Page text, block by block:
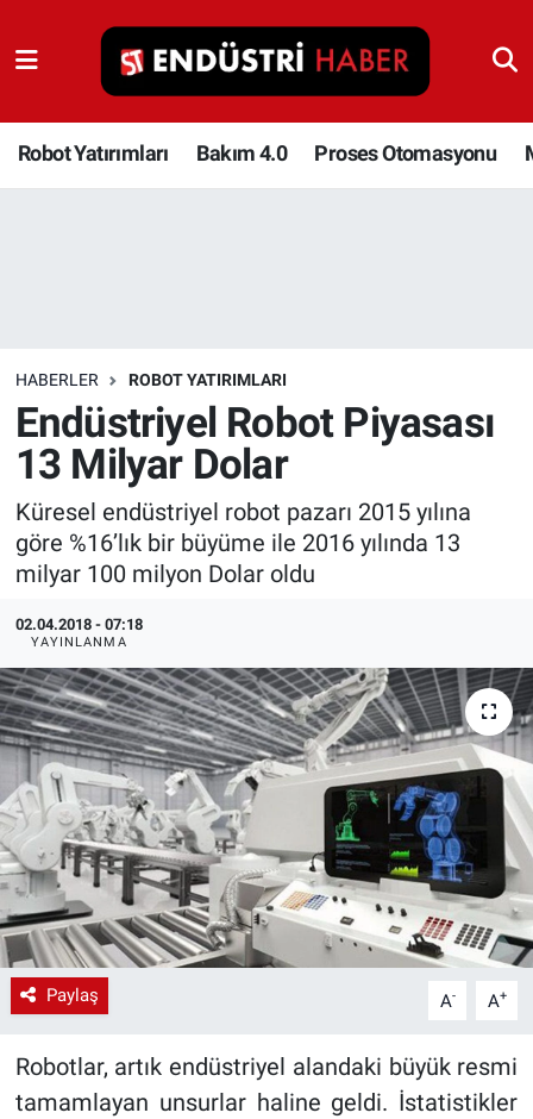
Robot Yatırımları Bakım 4.0 Proses Otomasyonu
HABERLER ROBOT YATIRIMLARI
Endüstriyel Robot Piyasası
13 Milyar Dolar
Küresel endüstriyel robot pazarı 2015 yılına
göre %16’lık bir büyüme ile 2016 yılında 13
milyar 100 milyon Dolar oldu
02.04.2018 - 07:18
YAYINLANMA
Paylaş A- A+
Robotlar, artık endüstriyel alandaki büyük resmi
tamamlayan unsurlar haline geldi. İstatistikler
Robot Yatırımları
Bakım 4.0
İnşaat ve Malzeme
HaberOrtak
EndüstriST
Enerjisini Üreten Fabrikalar
Endüstri 4.0 Uygulamaları
Ağır Sanayi Çözümleri